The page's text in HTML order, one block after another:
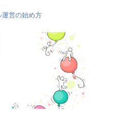
運営の始め方